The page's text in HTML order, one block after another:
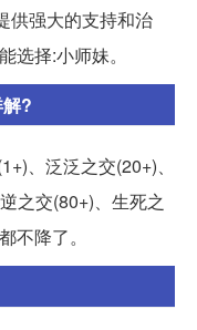
供强大的支持和治
选择:小师妹。
?
、泛泛之交(20+)、
之交(80+)、生死之
不降了。